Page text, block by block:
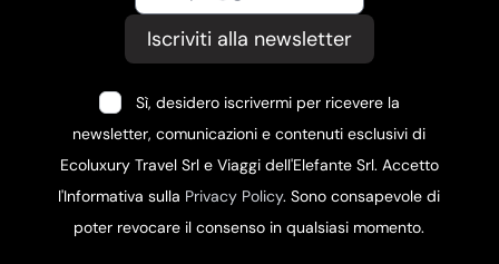
Iscriviti alla newsletter
Sì, desidero iscrivermi per ricevere la
newsletter, comunicazioni e contenuti esclusivi di
Ecoluxury Travel Srl e Viaggi dell'Elefante Srl. Accetto
l'Informativa sulla Privacy Policy. Sono consapevole di
poter revocare il consenso in qualsiasi momento.